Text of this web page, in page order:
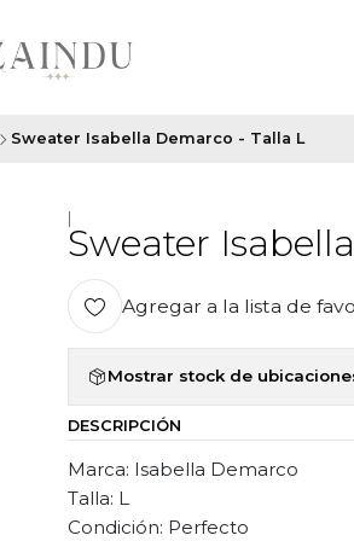
Sweater Isabella Demarco - Talla L
Sweater
Agregar a la lista de
Mostrar stock de
DESCRIPCIÓN
Marca: Isabella Demarco
Talla: L
Condición: Perfecto